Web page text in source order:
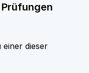
einer dieser